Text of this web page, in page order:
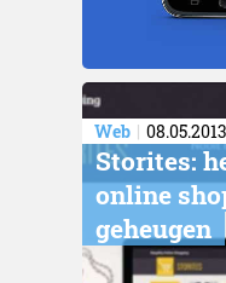
Web 08.05.2013
Storites:
online
geheugen